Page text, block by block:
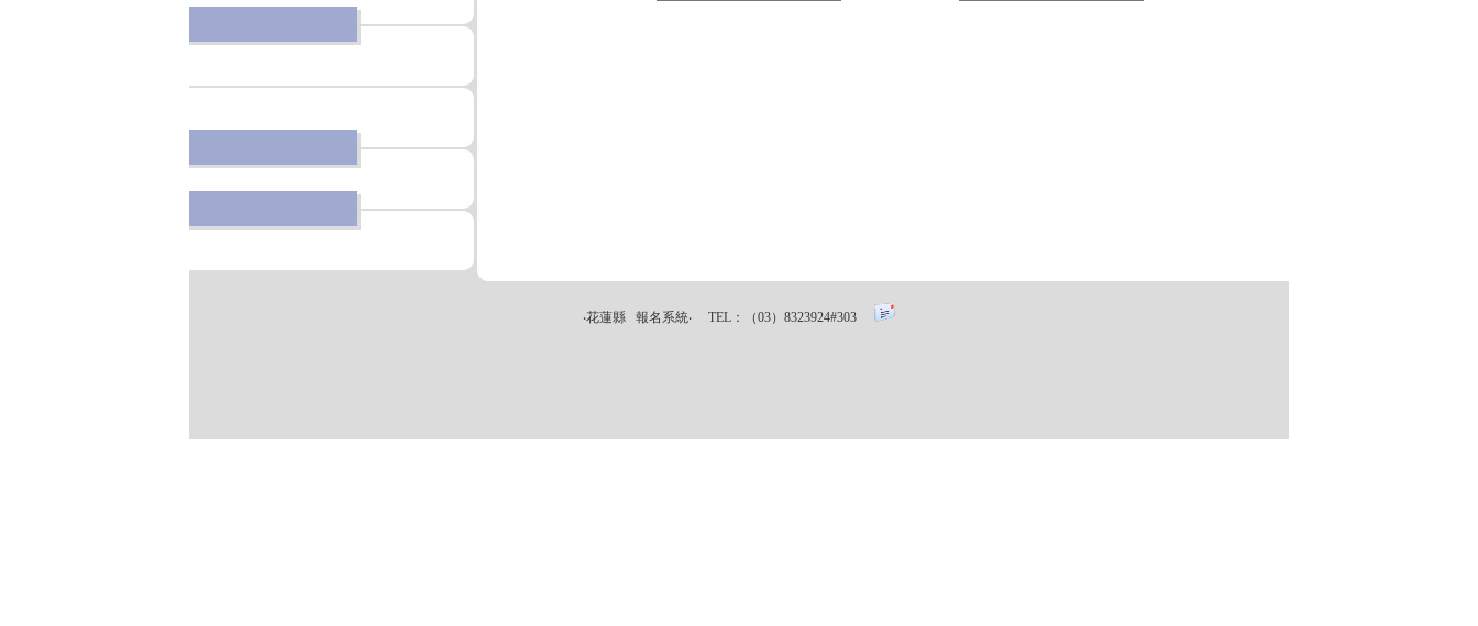
‧花蓮縣 報名系統‧ TEL：（03）8323924#303